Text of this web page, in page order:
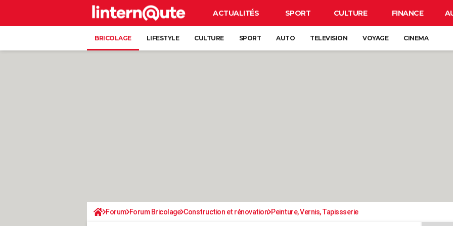
ACTUALITÉS SPORT CULTURE FINANCE
BRICOLAGE LIFESTYLE CULTURE SPORT AUTO TELEVISION VOYAGE CINEMA
Forum Forum Bricolage Construction et rénovation Peinture, Vernis, Tapissserie